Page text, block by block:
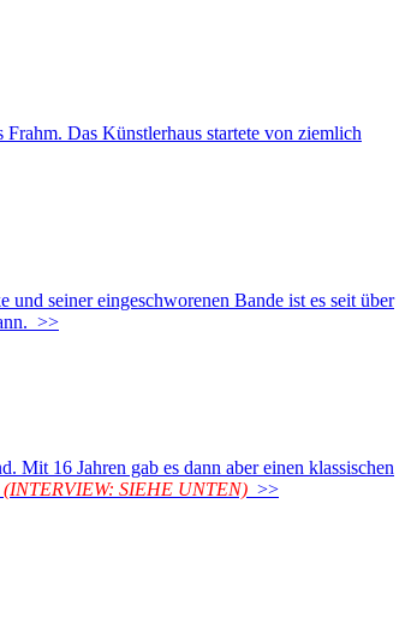
Das Künstlerhaus startete von ziemlich
seiner eingeschworenen Bande ist es seit über
>>
16 Jahren gab es dann aber einen klassischen
(INTERVIEW: SIEHE UNTEN) >>